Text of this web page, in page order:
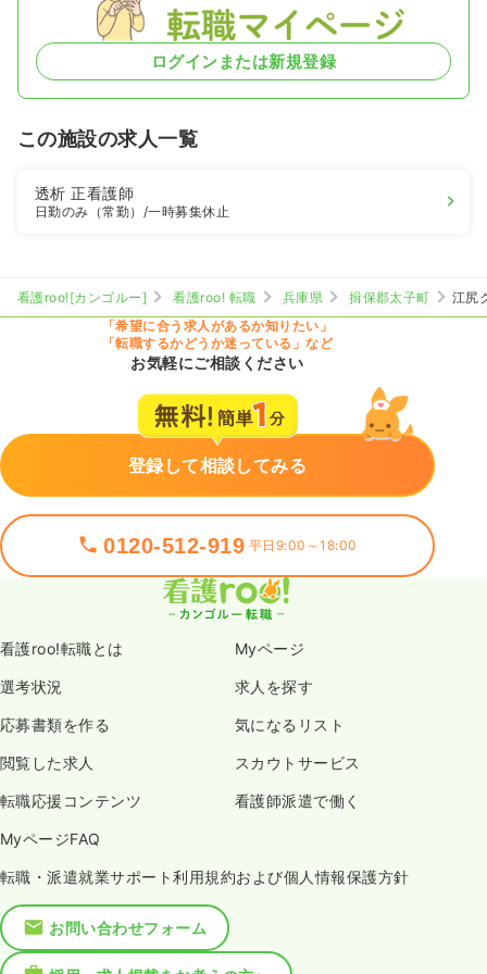
ログインまたは新規登録
この施設の求人一覧
透析正看護師
日勤のみ（常勤） /一時募集休止
看護roo![カンゴルー] 看護roo! 転職 兵庫県 揖保郡太子町
江尻
「希望に合う求人があるか知りたい」
「転職するかどうか迷っている」など
お気軽にご相談ください
登録して相談してみる
0120-512-919 平日9:00～18:00
看護roo!転職とは Myページ
選考状況 求人を探す
応募書類を作る 気になるリスト
閲覧した求人 スカウトサービス
転職応援コンテンツ 看護師派遣で働く
MyページFAQ
転職・派遣就業サポート利用規約および個人情報保護方針
お問い合わせフォーム